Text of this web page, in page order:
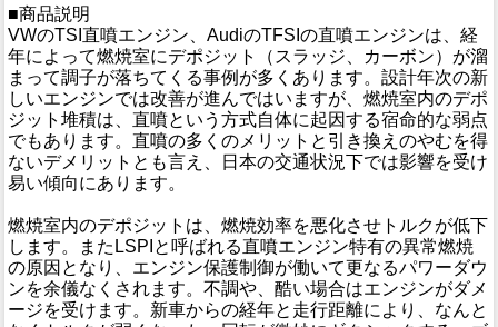
■商品説明
VWのTSI直噴エンジン、AudiのTFSIの直噴エンジンは、経
年によって燃焼室にデポジット（スラッジ、カーボン）が溜
まって調子が落ちてくる事例が多くあります。設計年次の新
しいエンジンでは改善が進んではいますが、燃焼室内のデポ
ジット堆積は、直噴という方式自体に起因する宿命的な弱点
でもあります。直噴の多くのメリットと引き換えのやむを得
ないデメリットとも言え、日本の交通状況下では影響を受け
易い傾向にあります。
燃焼室内のデポジットは、燃焼効率を悪化させトルクが低下
します。またLSPIと呼ばれる直噴エンジン特有の異常燃焼
の原因となり、エンジン保護制御が働いて更なるパワーダウ
ンを余儀なくされます。不調や、酷い場合はエンジンがダメ
ージを受けます。新車からの経年と走行距離により、なんと